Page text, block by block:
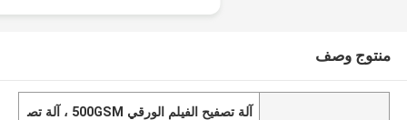
منتوج وصف
آلة تصفيح الفيلم الورقي 500GSM ، آلة تص